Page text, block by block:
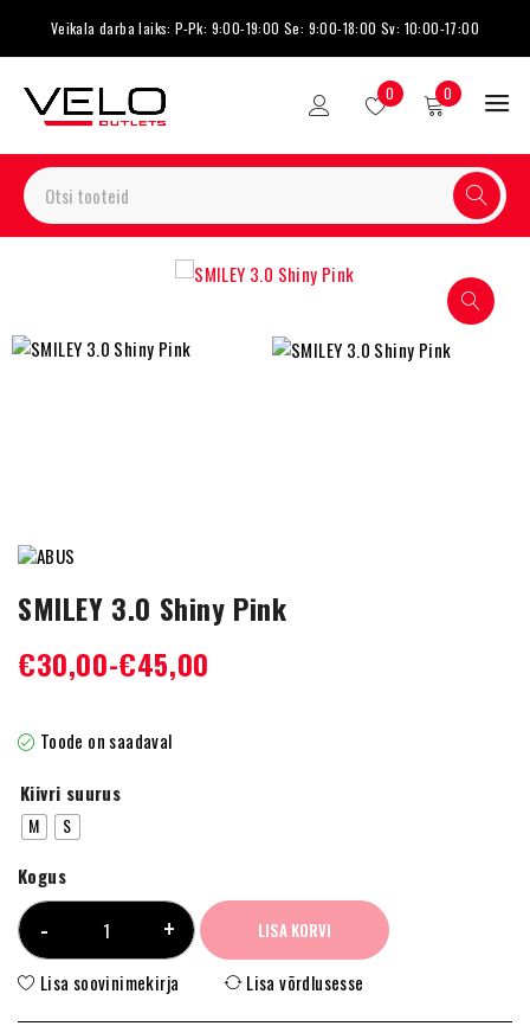
Veikala darba laiks: P-Pk: 9:00-19:00 Se: 9:00-18:00 Sv: 10:00-17:00
0 0
SMILEY 3.0 Shiny Pink
€30,00-€45,00
Toode on saadaval
Kiivri suurus
M S
Kogus
LISA KORVI
Lisa soovinimekirja Lisa võrdlusesse